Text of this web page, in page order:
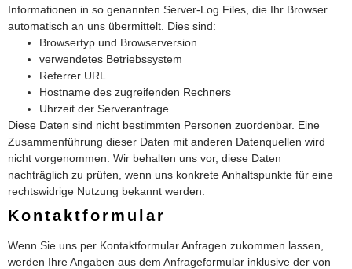
Informationen in so genannten Server-Log Files, die Ihr Browser
automatisch an uns übermittelt. Dies sind:
Browsertyp und Browserversion
verwendetes Betriebssystem
Referrer URL
Hostname des zugreifenden Rechners
Uhrzeit der Serveranfrage
Diese Daten sind nicht bestimmten Personen zuordenbar. Eine
Zusammenführung dieser Daten mit anderen Datenquellen wird
nicht vorgenommen. Wir behalten uns vor, diese Daten
nachträglich zu prüfen, wenn uns konkrete Anhaltspunkte für eine
rechtswidrige Nutzung bekannt werden.
Kontaktformular
Wenn Sie uns per Kontaktformular Anfragen zukommen lassen,
werden Ihre Angaben aus dem Anfrageformular inklusive der von